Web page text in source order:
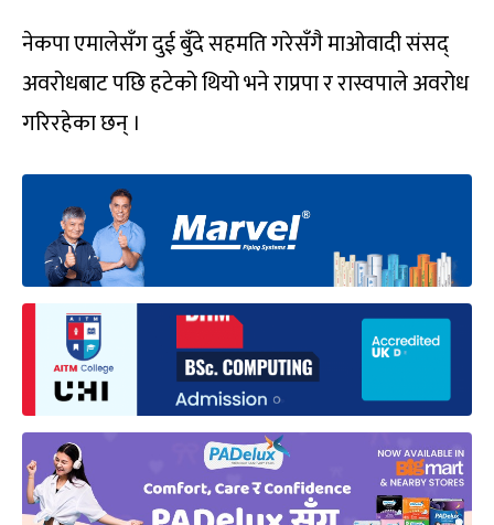
नेकपा एमालेसँग दुई बुँदे सहमति गरेसँगै माओवादी संसद्
अवरोधबाट पछि हटेको थियो भने राप्रपा र रास्वपाले अवरोध
गरिरहेका छन् ।